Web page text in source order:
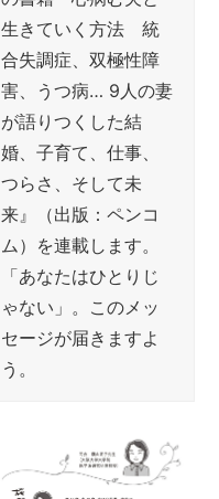
生きていく方法 統
合失調症、双極性障
害、うつ病… 9人の妻
が語りつくした結
婚、子育て、仕事、
つらさ、そして未
来』（出版：ペンコ
ム）を連載します。
「あなたはひとりじ
ゃない」。このメッ
セージが届きますよ
う。